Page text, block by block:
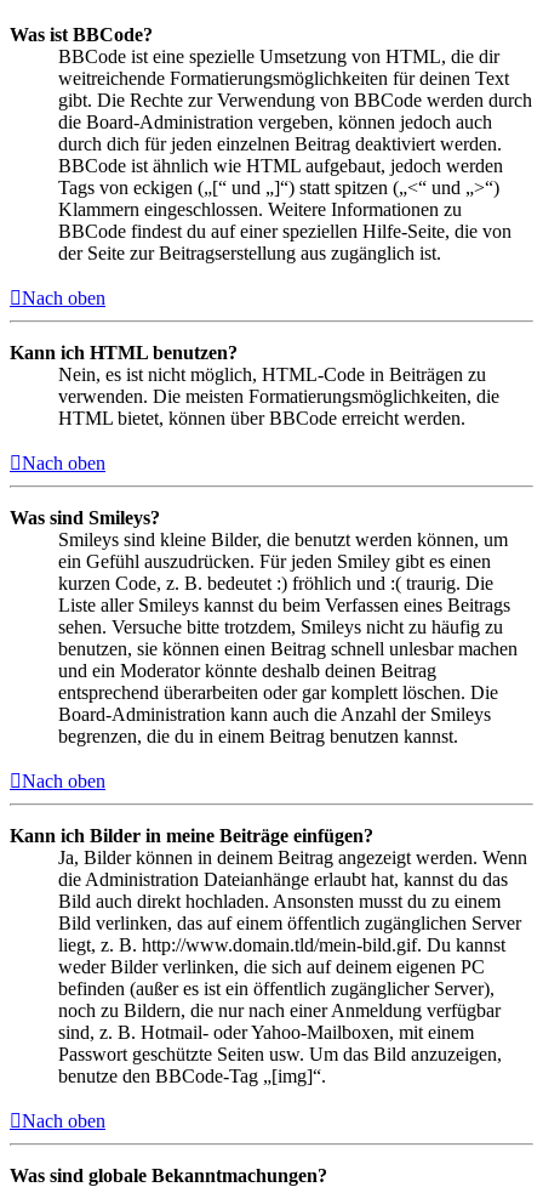
Was ist BBCode?
BBCode ist eine spezielle Umsetzung von HTML, die dir
weitreichende Formatierungsmöglichkeiten für deinen Text
gibt. Die Rechte zur Verwendung von BBCode werden durch
die Board-Administration vergeben, können jedoch auch
durch dich für jeden einzelnen Beitrag deaktiviert werden.
BBCode ist ähnlich wie HTML aufgebaut, jedoch werden
Tags von eckigen („[“ und „]“) statt spitzen („<“ und „>“)
Klammern eingeschlossen. Weitere Informationen zu
BBCode findest du auf einer speziellen Hilfe-Seite, die von
der Seite zur Beitragserstellung aus zugänglich ist.
Nach oben
Kann ich HTML benutzen?
Nein, es ist nicht möglich, HTML-Code in Beiträgen zu
verwenden. Die meisten Formatierungsmöglichkeiten, die
HTML bietet, können über BBCode erreicht werden.
Nach oben
Was sind Smileys?
Smileys sind kleine Bilder, die benutzt werden können, um
ein Gefühl auszudrücken. Für jeden Smiley gibt es einen
kurzen Code, z. B. bedeutet :) fröhlich und :( traurig. Die
Liste aller Smileys kannst du beim Verfassen eines Beitrags
sehen. Versuche bitte trotzdem, Smileys nicht zu häufig zu
benutzen, sie können einen Beitrag schnell unlesbar machen
und ein Moderator könnte deshalb deinen Beitrag
entsprechend überarbeiten oder gar komplett löschen. Die
Board-Administration kann auch die Anzahl der Smileys
begrenzen, die du in einem Beitrag benutzen kannst.
Nach oben
Kann ich Bilder in meine Beiträge einfügen?
Ja, Bilder können in deinem Beitrag angezeigt werden. Wenn
die Administration Dateianhänge erlaubt hat, kannst du das
Bild auch direkt hochladen. Ansonsten musst du zu einem
Bild verlinken, das auf einem öffentlich zugänglichen Server
liegt, z. B. http://www.domain.tld/mein-bild.gif. Du kannst
weder Bilder verlinken, die sich auf deinem eigenen PC
befinden (außer es ist ein öffentlich zugänglicher Server),
noch zu Bildern, die nur nach einer Anmeldung verfügbar
sind, z. B. Hotmail- oder Yahoo-Mailboxen, mit einem
Passwort geschützte Seiten usw. Um das Bild anzuzeigen,
benutze den BBCode-Tag „[img]“.
Nach oben
Was sind globale Bekanntmachungen?